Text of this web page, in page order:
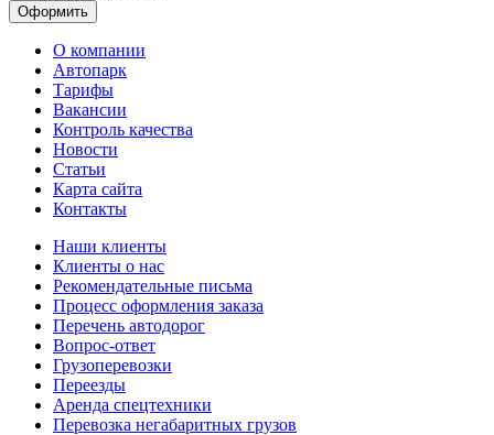
О компании
Автопарк
Тарифы
Вакансии
Контроль качества
Новости
Статьи
Карта сайта
Контакты
Наши клиенты
Клиенты о нас
Рекомендательные письма
Процесс оформления заказа
Перечень автодорог
Вопрос-ответ
Грузоперевозки
Переезды
Аренда спецтехники
Перевозка негабаритных грузов